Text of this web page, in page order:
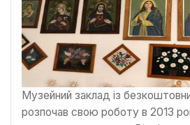
Музейний заклад із
розпочав свою роботу в 2013